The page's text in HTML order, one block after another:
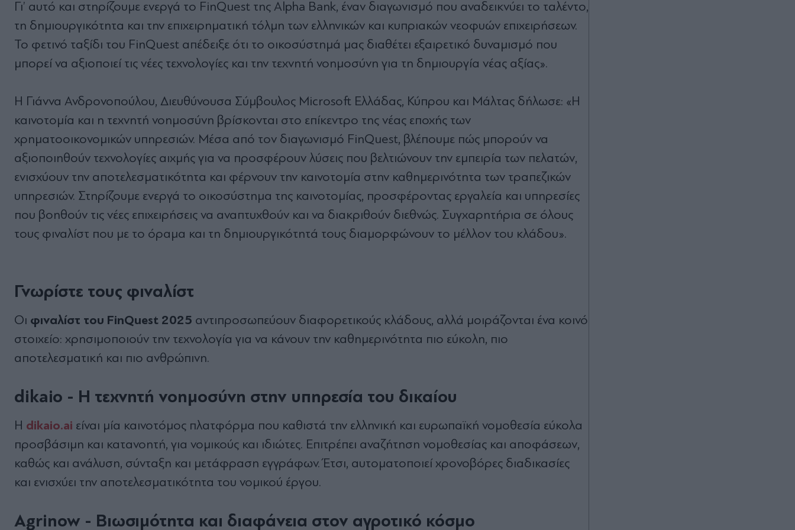
Γι’ αυτό και στηρίζουμε ενεργά το FinQuest της Alpha Bank, έναν διαγωνισμό που αναδεικνύει το ταλέντο,
τη δημιουργικότητα και την επιχειρηματική τόλμη των ελληνικών και κυπριακών νεοφυών επιχειρήσεων.
Το φετινό ταξίδι του FinQuest απέδειξε ότι το οικοσύστημά μας διαθέτει εξαιρετικό δυναμισμό που
μπορεί να αξιοποιεί τις νέες τεχνολογίες και την τεχνητή νοημοσύνη για τη δημιουργία νέας αξίας».
Η Γιάννα Ανδρονοπούλου, Διευθύνουσα Σύμβουλος Microsoft Ελλάδας, Κύπρου και Μάλτας δήλωσε: «Η
καινοτομία και η τεχνητή νοημοσύνη βρίσκονται στο επίκεντρο της νέας εποχής των
χρηματοοικονομικών υπηρεσιών. Μέσα από τον διαγωνισμό FinQuest, βλέπουμε πώς μπορούν να
αξιοποιηθούν τεχνολογίες αιχμής για να προσφέρουν λύσεις που βελτιώνουν την εμπειρία των πελατών,
ενισχύουν την αποτελεσματικότητα και φέρνουν την καινοτομία στην καθημερινότητα των τραπεζικών
υπηρεσιών. Στηρίζουμε ενεργά το οικοσύστημα της καινοτομίας, προσφέροντας εργαλεία και υπηρεσίες
που βοηθούν τις νέες επιχειρήσεις να αναπτυχθούν και να διακριθούν διεθνώς. Συγχαρητήρια σε όλους
τους φιναλίστ που με το όραμα και τη δημιουργικότητά τους διαμορφώνουν το μέλλον του κλάδου».
Γνωρίστε τους φιναλίστ
Οι φιναλίστ του FinQuest 2025 αντιπροσωπεύουν διαφορετικούς κλάδους, αλλά μοιράζονται ένα κοινό
στοιχείο: χρησιμοποιούν την τεχνολογία για να κάνουν την καθημερινότητα πιο εύκολη, πιο
αποτελεσματική και πιο ανθρώπινη.
dikaio - Η τεχνητή νοημοσύνη στην υπηρεσία του δικαίου
Η dikaio.ai είναι μία καινοτόμος πλατφόρμα που καθιστά την ελληνική και ευρωπαϊκή νομοθεσία εύκολα
προσβάσιμη και κατανοητή, για νομικούς και ιδιώτες. Επιτρέπει αναζήτηση νομοθεσίας και αποφάσεων,
καθώς και ανάλυση, σύνταξη και μετάφραση εγγράφων. Έτσι, αυτοματοποιεί χρονοβόρες διαδικασίες
και ενισχύει την αποτελεσματικότητα του νομικού έργου.
Agrinow - Βιωσιμότητα και διαφάνεια στον αγροτικό κόσμο